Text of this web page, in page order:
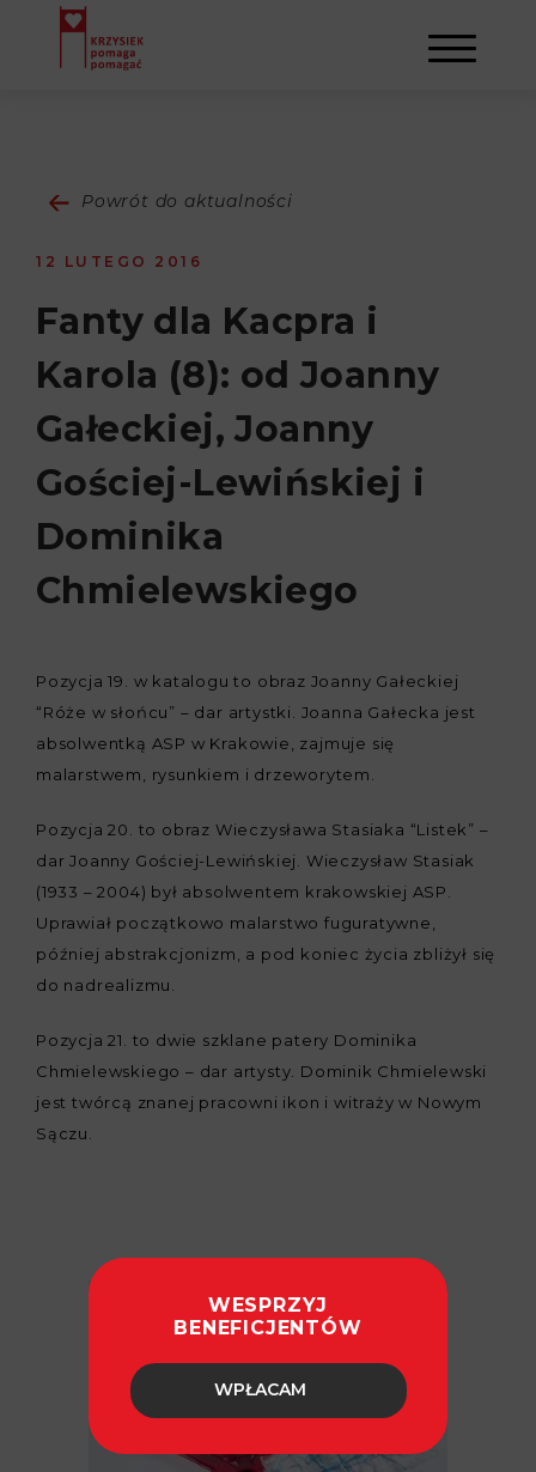
NAPISALI O NAS
GALERIA
DZIAŁALNOŚĆ
NASI BENEFICJENCI
SULEJMAN
WYDARZENIA
KONTAKT
REJESTRACJA
Powrót do aktualności
12 LUTEGO 2016
Fanty dla Kacpra i
Karola (8): od Joanny
Gałeckiej, Joanny
Gościej-Lewińskiej i
Dominika
Chmielewskiego
Pozycja 19. w katalogu to obraz Joanny Gałeckiej
“Róże w słońcu” – dar artystki. Joanna Gałecka jest
absolwentką ASP w Krakowie, zajmuje się
malarstwem, rysunkiem i drzeworytem.
Pozycja 20. to obraz Wieczysława Stasiaka “Listek” –
dar Joanny Gościej-Lewińskiej. Wieczysław Stasiak
(1933 – 2004) był absolwentem krakowskiej ASP.
Uprawiał początkowo malarstwo fuguratywne,
później abstrakcjonizm, a pod koniec życia zbliżył się
do nadrealizmu.
Pozycja 21. to dwie szklane patery Dominika
Chmielewskiego – dar artysty. Dominik Chmielewski
jest twórcą znanej pracowni ikon i witraży w Nowym
Sączu.
WESPRZYJ
BENEFICJENTÓW
WPŁACAM